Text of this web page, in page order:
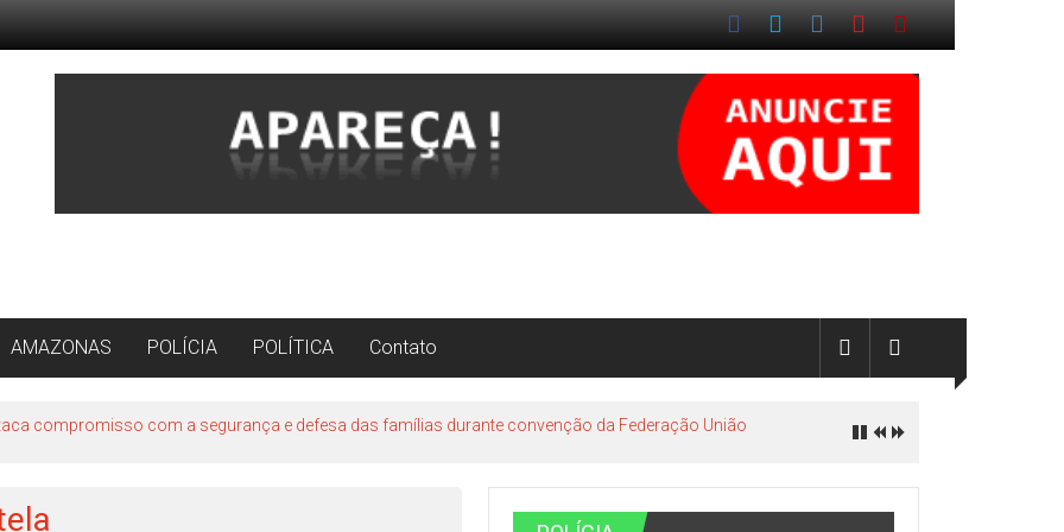
AMAZONAS POLÍCIA POLÍTICA Contato
compromisso com a segurança e defesa das famílias durante convenção da Federação União